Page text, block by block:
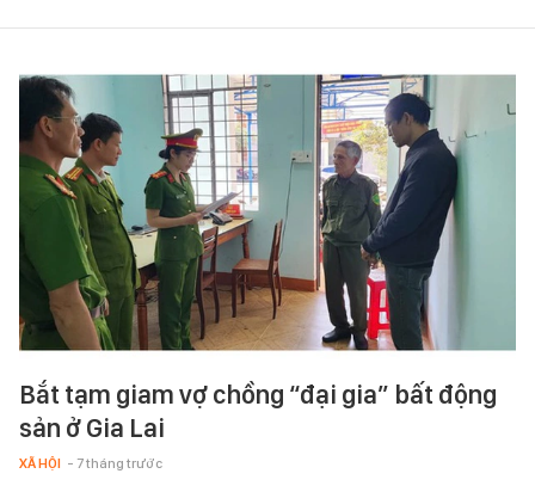
Bắt tạm giam vợ chồng “đại gia” bất động
sản ở Gia Lai
XÃ HỘI - 7 tháng trước